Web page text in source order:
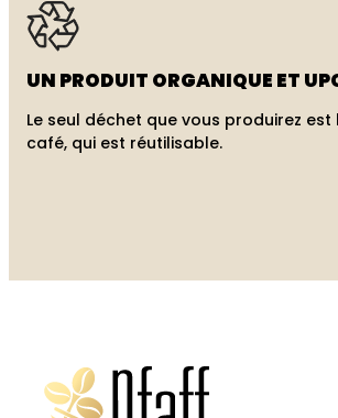
UN PRODUIT ORGANIQUE ET
Le seul déchet que vous produirez
café, qui est réutilisable.